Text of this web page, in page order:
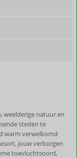
weelderige natuur en
steden te
warm verwelkomd
jouw verborgen
toevluchtsoord,